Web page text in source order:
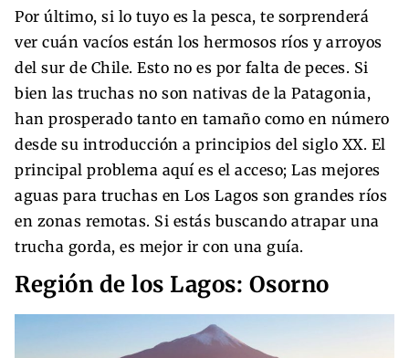
Por último, si lo tuyo es la pesca, te sorprenderá
ver cuán vacíos están los hermosos ríos y arroyos
del sur de Chile. Esto no es por falta de peces. Si
bien las truchas no son nativas de la Patagonia,
han prosperado tanto en tamaño como en número
desde su introducción a principios del siglo XX. El
principal problema aquí es el acceso; Las mejores
aguas para truchas en Los Lagos son grandes ríos
en zonas remotas. Si estás buscando atrapar una
trucha gorda, es mejor ir con una guía.
Región de los Lagos: Osorno